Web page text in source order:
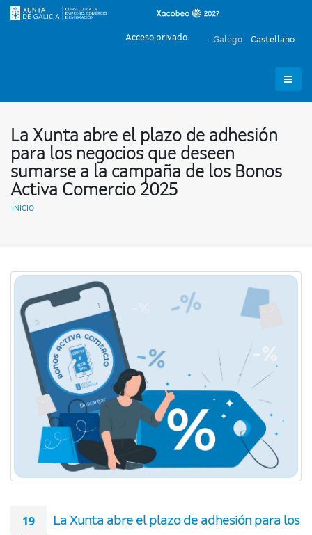
Galego Castellano
Acceso privado
La Xunta abre el plazo de adhesión
para los negocios que deseen
sumarse a la campaña de los Bonos
Activa Comercio 2025
INICIO
19 La Xunta abre el plazo de adhesión para los